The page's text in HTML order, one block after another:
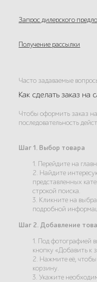
Запрос дилерского
Получение рассылки
Часто задаваемые
Как сделать заказ на
Чтобы оформить заказ
последовательность
Шаг 1. Выбор товара
1. Перейдите на
2. Найдите
представленных
строкой поиска.
3. Кликните на
подробной
Шаг 2. Добавление
1. Под фотографией
кнопку «Добавить к
2. Нажмите её,
корзину.
3. Укажите